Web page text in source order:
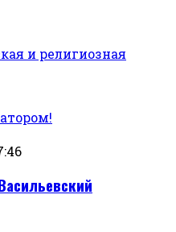
и религиозная